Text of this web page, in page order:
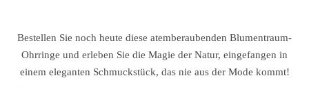
Bestellen Sie noch heute diese atemberaubenden Blumentraum-
Ohrringe und erleben Sie die Magie der Natur, eingefangen in
einem eleganten Schmuckstück, das nie aus der Mode kommt!